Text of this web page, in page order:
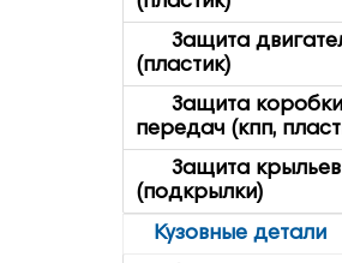
Защита
(пластик)
Защита коробки
передач (кпп,
Защита крыльев
(подкрылки)
Кузовные детали